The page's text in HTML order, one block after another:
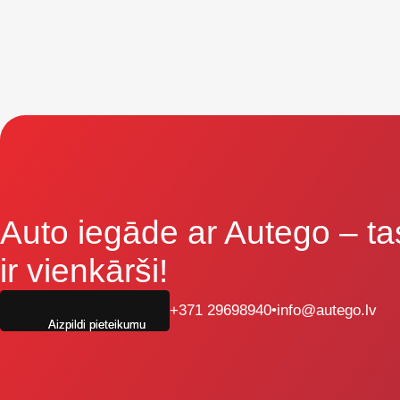
Auto iegāde ar Autego –
ir vienkārši!
+371 29698940•info@autego.lv